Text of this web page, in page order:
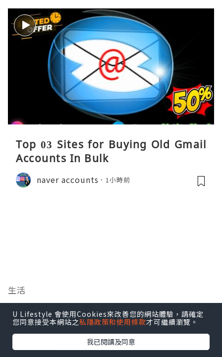
Top 03 Sites for Buying Old Gmail
Accounts In Bulk
naver accounts 1小時前
生活
擺脫紅腫搔癢！2026最新日本頭
皮濕疹藥水推薦與強效保養指南
瀏覽次數:2350
U Lifestyle 會使用Cookies來改善您的網站體驗，請確定
您同意接受本網站之私隱政策和使用條款才可繼續瀏覽。
我已閱讀及同意